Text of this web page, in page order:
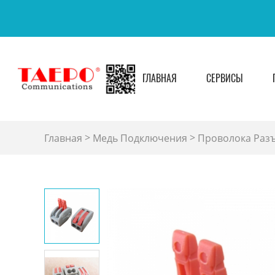
ГЛАВНАЯ СЕРВИСЫ
Главная > Медь Подключения > Проволока